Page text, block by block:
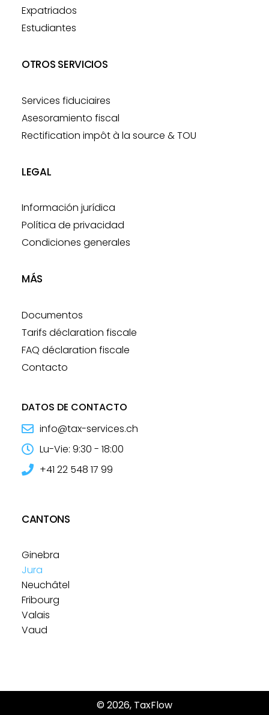
Expatriados
Estudiantes
OTROS SERVICIOS
Services fiduciaires
Asesoramiento fiscal
Rectification impôt à la source & TOU
LEGAL
Información jurídica
Política de privacidad
Condiciones generales
MÁS
Documentos
Tarifs déclaration fiscale
FAQ déclaration fiscale
Contacto
DATOS DE CONTACTO
info@tax-services.ch
Lu-Vie: 9:30 - 18:00
+41 22 548 17 99
CANTONS
Ginebra
Jura
Neuchâtel
Fribourg
Valais
Vaud
© 2026, TaxFlow